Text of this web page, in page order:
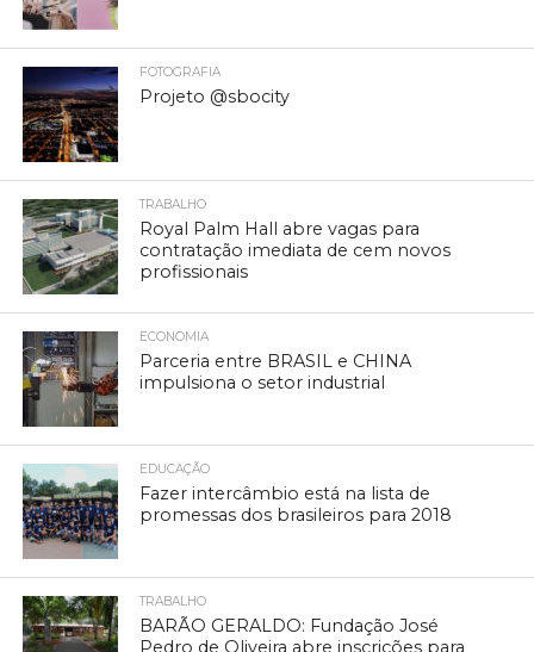
FOTOGRAFIA
Projeto @sbocity
TRABALHO
Royal Palm Hall abre vagas para
contratação imediata de cem novos
profissionais
ECONOMIA
Parceria entre BRASIL e CHINA
impulsiona o setor industrial
EDUCAÇÃO
Fazer intercâmbio está na lista de
promessas dos brasileiros para 2018
TRABALHO
BARÃO GERALDO: Fundação José
Pedro de Oliveira abre inscrições para